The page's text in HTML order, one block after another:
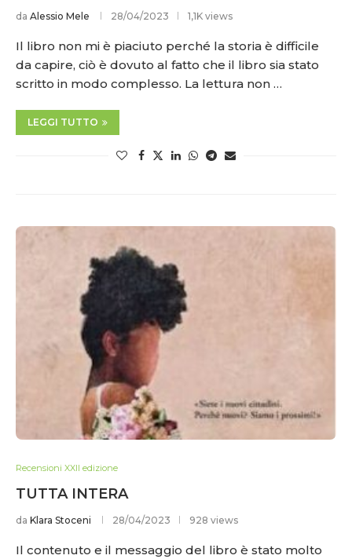
da Alessio Mele 28/04/2023 1,1K views
Il libro non mi è piaciuto perché la storia è difficile
da capire, ciò è dovuto al fatto che il libro sia stato
scritto in modo complesso. La lettura non …
LEGGI TUTTO
Recensioni XXII edizione
TUTTA INTERA
da Klara Stoceni 28/04/2023 928 views
Il contenuto e il messaggio del libro è stato molto